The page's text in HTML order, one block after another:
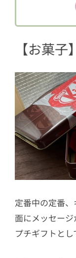
6【プリン
7【串カツ
セット
【お菓
定番中の定番
面にメッセー
プチギフトとし